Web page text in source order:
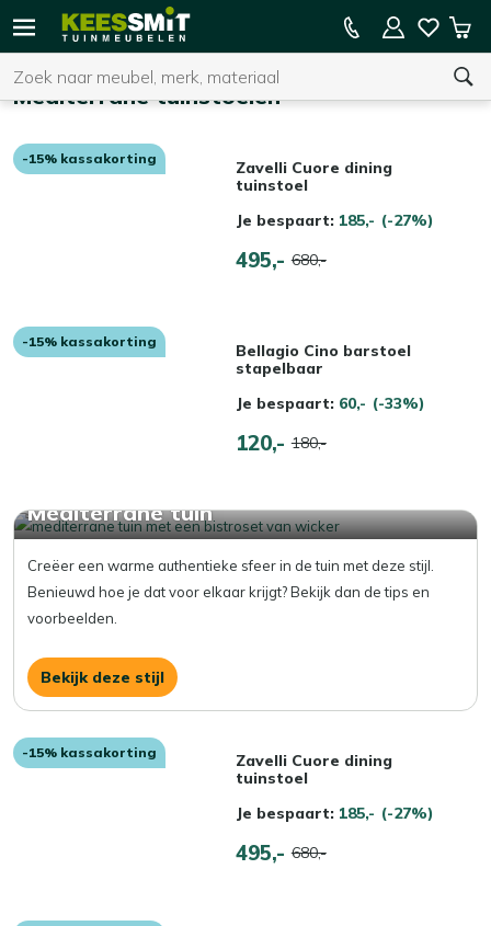
Kees
Tuinmeubelen
Zoeken
U heeft geen product(en) in uw winkelwagen.
15% kassakorting op de hele collectie
Mediterrane tuinstoelen
-15% kassakorting
Zavelli Cuore dining
tuinstoel
Je bespaart: 185,- (-27%)
495,- 680,-
-15% kassakorting
Bellagio Cino barstoel
stapelbaar
Je bespaart: 60,- (-33%)
120,- 180,-
Mediterrane tuin
Creëer een warme authentieke sfeer in de tuin met deze stijl.
Benieuwd hoe je dat voor elkaar krijgt? Bekijk dan de tips en
voorbeelden.
Bekijk deze stijl
-15% kassakorting
Zavelli Cuore dining
tuinstoel
Je bespaart: 185,- (-27%)
495,- 680,-